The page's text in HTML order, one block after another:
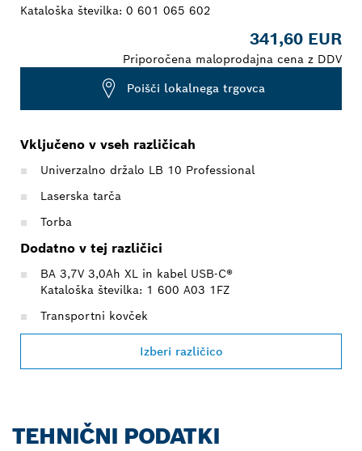
Kataloška številka: 0 601 065 602
341,60 EUR
Priporočena maloprodajna cena z DDV
Poišči lokalnega trgovca
Vključeno v vseh različicah
Univerzalno držalo LB 10 Professional
Laserska tarča
Torba
Dodatno v tej različici
BA 3,7V 3,0Ah XL in kabel USB-C®
Kataloška številka: 1 600 A03 1FZ
Transportni kovček
Izberi različico
TEHNIČNI PODATKI